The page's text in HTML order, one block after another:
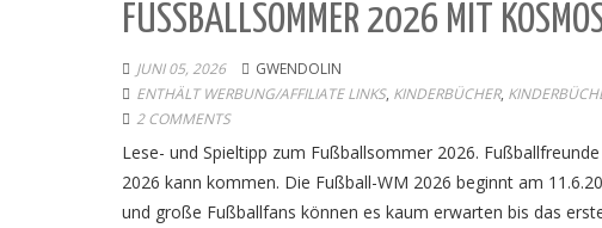
FUSSBALLSOMMER 2026 MIT
JUNI 05, 2026
GWENDOLIN
ENTHÄLT WERBUNG/AFFILIATE LINKS, KINDERBÜCHER,
2 COMMENTS
Lese- und Spieltipp zum Fußballsommer 2026.
2026 kann kommen. Die Fußball-WM 2026 beginnt am
und große Fußballfans können es kaum erwarten bis das